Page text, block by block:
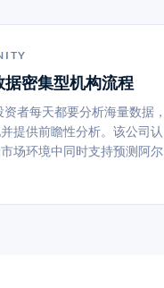
密集型机构流程
者每天都要分析海量数据，
提供前瞻性分析。该公司认
场环境中同时支持预测阿尔